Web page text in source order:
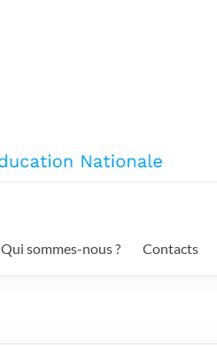
Qui sommes-nous ? Contacts